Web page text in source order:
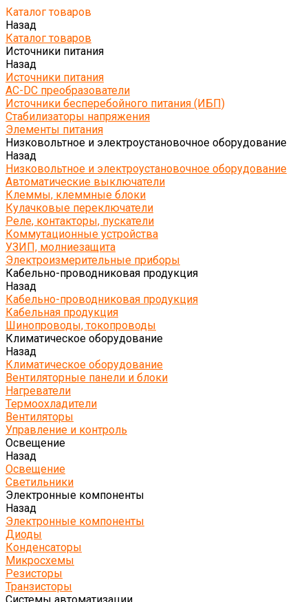
Каталог товаров
Назад
Каталог товаров
Источники питания
Назад
Источники питания
AC-DC преобразователи
Источники бесперебойного питания (ИБП)
Стабилизаторы напряжения
Элементы питания
Низковольтное и электроустановочное оборудование
Назад
Низковольтное и электроустановочное оборудование
Автоматические выключатели
Клеммы, клеммные блоки
Кулачковые переключатели
Реле, контакторы, пускатели
Коммутационные устройства
УЗИП, молниезащита
Электроизмерительные приборы
Кабельно-проводниковая продукция
Назад
Кабельно-проводниковая продукция
Кабельная продукция
Шинопроводы, токопроводы
Климатическое оборудование
Назад
Климатическое оборудование
Вентиляторные панели и блоки
Нагреватели
Термоохладители
Вентиляторы
Управление и контроль
Освещение
Назад
Освещение
Светильники
Электронные компоненты
Назад
Электронные компоненты
Диоды
Конденсаторы
Микросхемы
Резисторы
Транзисторы